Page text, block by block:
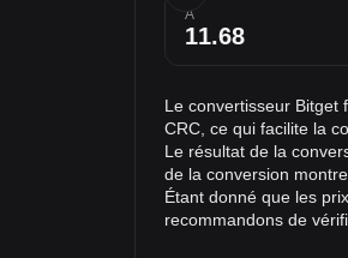
À
Le convertisseur Bitget
CRC, ce qui facilite la
Le résultat de la
de la conversion
Étant donné que les
recommandons de